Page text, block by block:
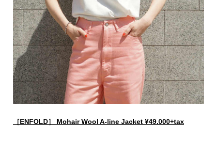
［ENFOLD］ Mohair Wool A-line Jacket ¥49.000+tax